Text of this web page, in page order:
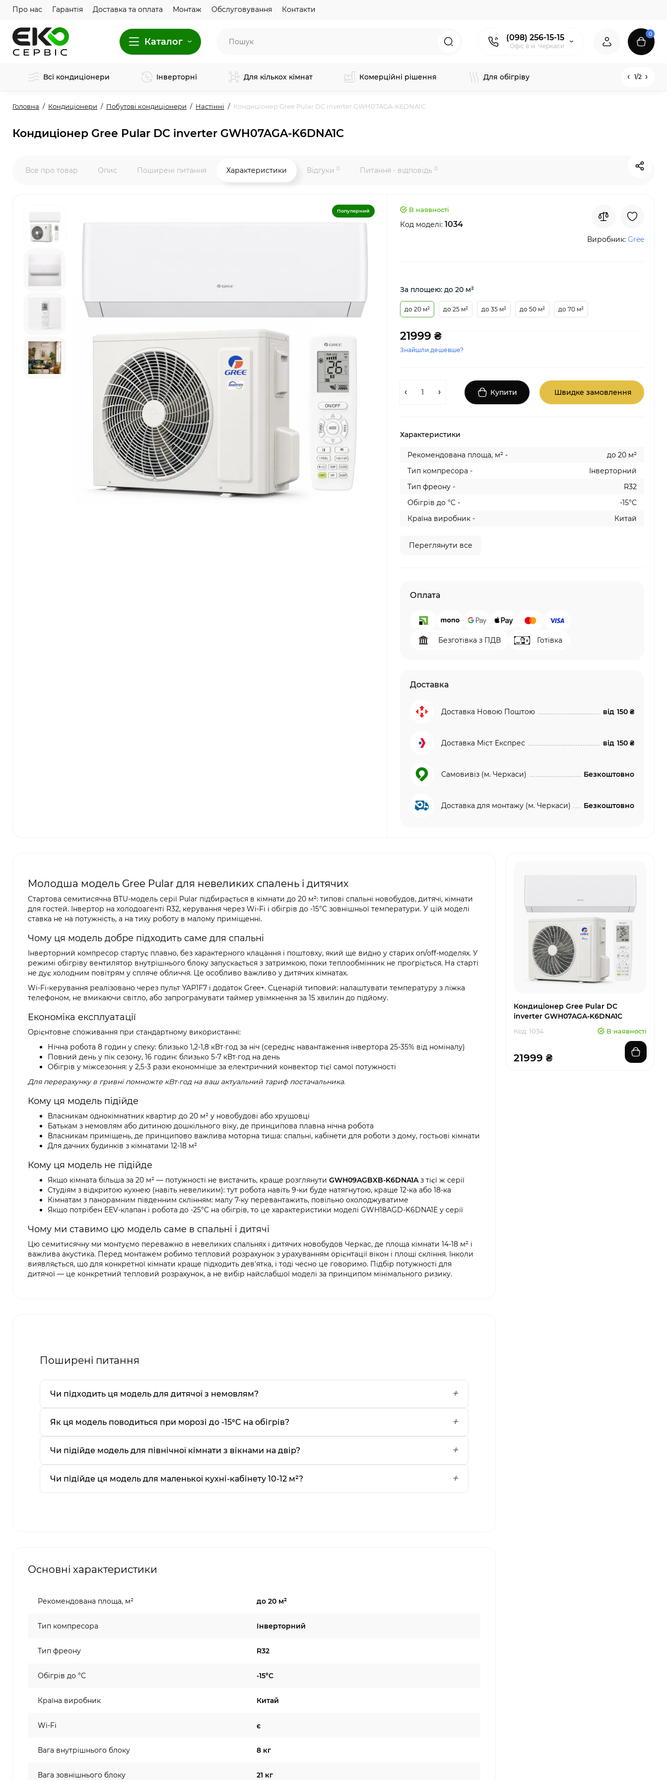
Про нас Гарантія Доставка та оплата Монтаж Обслуговування Контакти
Каталог (098) 256-15-15
Офіс в м. Черкаси
0
Всі кондиціонери Інверторні Для кількох кімнат Комерційні рішення Для обігріву 1/2
Головна Кондиціонери Побутові кондиціонери Настінні Кондиціонер Gree Pular DC inverter GWH07AGA-K6DNA1C
Кондиціонер Gree Pular DC inverter GWH07AGA-K6DNA1C
Все про товар Опис Поширені питання Характеристики Відгуки 0 Питання - відповідь 0
Популярний В наявності
Код моделі: 1034
Виробник: Gree
За площею: до 20 м²
до 20 м² до 25 м² до 35 м² до 50 м² до 70 м²
21999 ₴
Знайшли дешевше?
Купити Швидке замовлення
Характеристики
Рекомендована площа, м² -
до 20 м²
Тип компресора -
Інверторний
Тип фреону -
R32
Обігрів до °C -
-15°C
Країна виробник -
Китай
Переглянути все
Оплата
Безготівка з ПДВ Готівка
Доставка
Доставка Новою Поштою від 150 ₴
Доставка Міст Експрес від 150 ₴
Самовивіз (м. Черкаси) Безкоштовно
Доставка для монтажу (м. Черкаси) Безкоштовно
Молодша модель Gree Pular для невеликих спалень і дитячих
Стартова семитисячна BTU-модель серії Pular підбирається в кімнати до 20 м²: типові спальні новобудов, дитячі, кімнати
для гостей. Інвертор на холодоагенті R32, керування через Wi-Fi і обігрів до -15°C зовнішньої температури. У цій моделі
ставка не на потужність, а на тиху роботу в малому приміщенні.
Чому ця модель добре підходить саме для спальні
Інверторний компресор стартує плавно, без характерного клацання і поштовху, який ще видно у старих on/off-моделях. У
режимі обігріву вентилятор внутрішнього блоку запускається з затримкою, поки теплообмінник не прогріється. На старті
не дує холодним повітрям у спляче обличчя. Це особливо важливо у дитячих кімнатах.
Wi-Fi-керування реалізовано через пульт YAP1F7 і додаток Gree+. Сценарій типовий: налаштувати температуру з ліжка
телефоном, не вмикаючи світло, або запрограмувати таймер увімкнення за 15 хвилин до підйому.
Економіка експлуатації
Орієнтовне споживання при стандартному використанні:
Нічна робота 8 годин у спеку: близько 1,2-1,8 кВт·год за ніч (середнє навантаження інвертора 25-35% від номіналу)
Повний день у пік сезону, 16 годин: близько 5-7 кВт·год на день
Обігрів у міжсезоння: у 2,5-3 рази економніше за електричний конвектор тієї самої потужності
Для перерахунку в гривні помножте кВт·год на ваш актуальний тариф постачальника.
Кому ця модель підійде
Власникам однокімнатних квартир до 20 м² у новобудові або хрущовці
Батькам з немовлям або дитиною дошкільного віку, де принципова плавна нічна робота
Власникам приміщень, де принципово важлива моторна тиша: спальні, кабінети для роботи з дому, гостьові кімнати
Для дачних будинків з кімнатами 12-18 м²
Кому ця модель не підійде
Якщо кімната більша за 20 м² — потужності не вистачить, краще розглянути GWH09AGBXB-K6DNA1Aз тієї ж серії
Студіям з відкритою кухнею (навіть невеликим): тут робота навіть 9-ки буде натягнутою, краще 12-ка або 18-ка
Кімнатам з панорамним південним склінням: малу 7-ку перевантажить, повільно охолоджуватиме
Якщо потрібен EEV-клапан і робота до -25°C на обігрів, то це характеристики моделі GWH18AGD-K6DNA1E у серії
Чому ми ставимо цю модель саме в спальні і дитячі
Цю семитисячну ми монтуємо переважно в невеликих спальнях і дитячих новобудов Черкас, де площа кімнати 14-18 м² і
важлива акустика. Перед монтажем робимо тепловий розрахунок з урахуванням орієнтації вікон і площі скління. Інколи
виявляється, що для конкретної кімнати краще підходить дев'ятка, і тоді чесно це говоримо. Підбір потужності для
дитячої — це конкретний тепловий розрахунок, а не вибір найслабшої моделі за принципом мінімального ризику.
Поширені питання
Чи підходить ця модель для дитячої з немовлям?
Як ця модель поводиться при морозі до -15°C на обігрів?
Чи підійде модель для північної кімнати з вікнами на двір?
Чи підійде ця модель для маленької кухні-кабінету 10-12 м²?
Основні характеристики
Рекомендована площа, м² до 20 м²
Тип компресора Інверторний
Тип фреону R32
Обігрів до °C -15°C
Країна виробник Китай
Wi-Fi є
Вага внутрішнього блоку 8 кг
Вага зовнішнього блоку 21 кг
Кондиціонер Gree Pular DC
inverter GWH07AGA-K6DNA1C
Код: 1034 В наявності
21999 ₴